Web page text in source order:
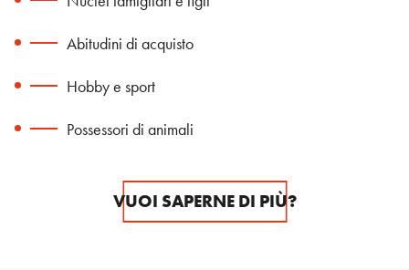
Abitudini di acquisto
Hobby e sport
Possessori di animali
VUOI SAPERNE DI PIÙ?